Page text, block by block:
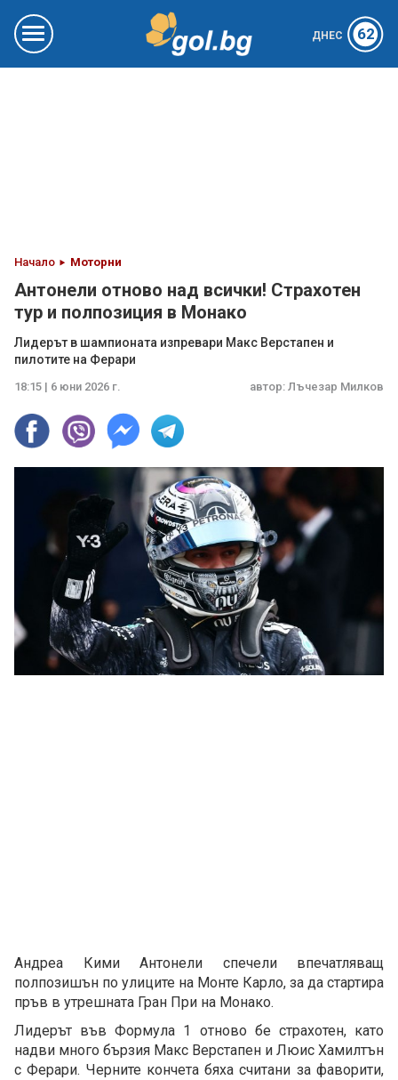
ДНЕС 62
Начало Моторни
Антонели отново над всички! Страхотен
тур и полпозиция в Монако
Лидерът в шампионата изпревари Макс Верстапен и
пилотите на Ферари
18:15 | 6 юни 2026 г. автор: Лъчезар Милков
Андреа Кими Антонели спечели впечатляващ
полпозишън по улиците на Монте Карло, за да стартира
пръв в утрешната Гран При на Монако.
Лидерът във Формула 1 отново бе страхотен, като
надви много бързия Макс Верстапен и Люис Хамилтън
с Ферари. Черните кончета бяха считани за фаворити,